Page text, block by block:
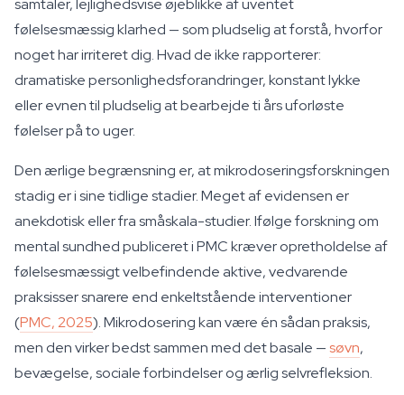
samtaler, lejlighedsvise øjeblikke af uventet
følelsesmæssig klarhed — som pludselig at forstå, hvorfor
noget har irriteret dig. Hvad de ikke rapporterer:
dramatiske personlighedsforandringer, konstant lykke
eller evnen til pludselig at bearbejde ti års uforløste
følelser på to uger.
Den ærlige begrænsning er, at mikrodoseringsforskningen
stadig er i sine tidlige stadier. Meget af evidensen er
anekdotisk eller fra småskala-studier. Ifølge forskning om
mental sundhed publiceret i PMC kræver opretholdelse af
følelsesmæssigt velbefindende aktive, vedvarende
praksisser snarere end enkeltstående interventioner
(PMC, 2025). Mikrodosering kan være én sådan praksis,
men den virker bedst sammen med det basale —søvn,
bevægelse, sociale forbindelser og ærlig selvrefleksion.